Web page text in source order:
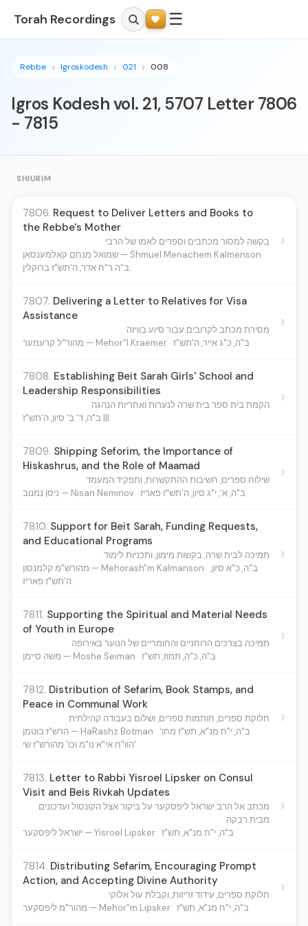
Torah Recordings ☰
Rebbe Igroskodesh 021 008
Igros Kodesh vol. 21, 5707 Letter 7806
- 7815
SHIURIM
7806. Request to Deliver Letters and Books to
the Rebbe's Mother
בקשה למסור מכתבים וספרים לאמו של הרבי
שמואל מנחם קאלמענסאן — Shmuel Menachem Kalmenson
ב"ה ר"ח אדר, ה'תש"ז ברוקלין.
›
7807. Delivering a Letter to Relatives for Visa
Assistance
מסירת מכתב לקרובים עבור סיוע בוויזה
מהור"ל קרעמער — Mehor"l Kraemer ב"ה, כ"ג אייר, ה'תש"ז
›
7808. Establishing Beit Sarah Girls' School and
Leadership Responsibilities
הקמת בית ספר בית שרה לנערות ואחריות הנהגה
ב"ה, ד' ב' סיון, ה'תש"ז |||
›
7809. Shipping Seforim, the Importance of
Hiskashrus, and the Role of Maamad
שילוח ספרים, חשיבות ההתקשרות, ותפקיד המעמד
ניסן נמנוב — Nisan Neminov
ב"ה, א', י"ג סיון, ה'תש"ז פאריז.
›
7810. Support for Beit Sarah, Funding Requests,
and Educational Programs
תמיכה לבית שרה, בקשות מימון, ותכניות לימוד
מהורש"מ קלמנסון — Mehorash"m Kalmanson ב"ה, כ"א סיון,
ה'תש"ז פאריז.
›
7811. Supporting the Spiritual and Material Needs
of Youth in Europe
תמיכה בצרכים הרוחניים והחומריים של הנוער באירופה
משה סיימן — Moshe Seiman ב"ה, כ"ה, תמוז, תש"ז
›
7812. Distribution of Sefarim, Book Stamps, and
Peace in Communal Work
חלוקת ספרים, חותמות ספרים, ושלום בעבודה קהילתית
הרש"ז בוטמן — HaRashz Botman
ב"ה, י"ח מנ"א, תש"ז מחו'
הוו"ח אי"א נו"מ וכו' מהורש"ז שי'
›
7813. Letter to Rabbi Yisroel Lipsker on Consul
Visit and Beis Rivkah Updates
מכתב אל הרב ישראל ליפסקער על ביקור אצל הקונסול ועדכונים
מבית רבקה
ישראל ליפסקער — Yisroel Lipsker ב"ה, י"ח מנ"א, תש"ז
›
7814. Distributing Sefarim, Encouraging Prompt
Action, and Accepting Divine Authority
חלוקת ספרים, עידוד זריזות, וקבלת עול אלוקי
מהור"מ ליפסקער — Mehor"m Lipsker ב"ה, י"ח מנ"א, תש"ז
›